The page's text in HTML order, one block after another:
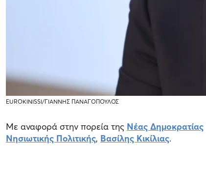
EUROKINISSI/ΓΙΑΝΝΗΣ ΠΑΝΑΓΟΠΟΥΛΟΣ
Με αναφορά στην πορεία της Νέας Δημοκρατίας
Νησιωτικής Πολιτικής, Βασίλης Κικίλιας.